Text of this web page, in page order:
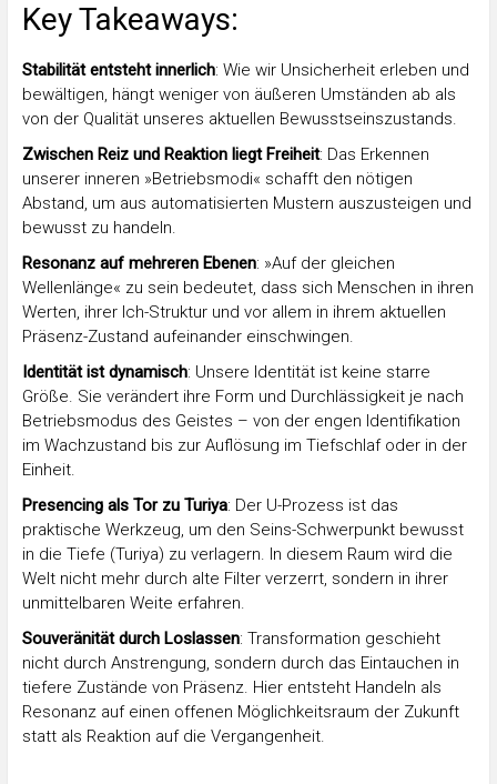
Key Takeaways:
Stabilität entsteht innerlich: Wie wir Unsicherheit erleben und
bewältigen, hängt weniger von äußeren Umständen ab als
von der Qualität unseres aktuellen Bewusstseinszustands.
Zwischen Reiz und Reaktion liegt Freiheit: Das Erkennen
unserer inneren »Betriebsmodi« schafft den nötigen
Abstand, um aus automatisierten Mustern auszusteigen und
bewusst zu handeln.
Resonanz auf mehreren Ebenen: »Auf der gleichen
Wellenlänge« zu sein bedeutet, dass sich Menschen in ihren
Werten, ihrer Ich-Struktur und vor allem in ihrem aktuellen
Präsenz-Zustand aufeinander einschwingen.
Identität ist dynamisch: Unsere Identität ist keine starre
Größe. Sie verändert ihre Form und Durchlässigkeit je nach
Betriebsmodus des Geistes – von der engen Identifikation
im Wachzustand bis zur Auflösung im Tiefschlaf oder in der
Einheit.
Presencing als Tor zu Turiya: Der U-Prozess ist das
praktische Werkzeug, um den Seins-Schwerpunkt bewusst
in die Tiefe (Turiya) zu verlagern. In diesem Raum wird die
Welt nicht mehr durch alte Filter verzerrt, sondern in ihrer
unmittelbaren Weite erfahren.
Souveränität durch Loslassen: Transformation geschieht
nicht durch Anstrengung, sondern durch das Eintauchen in
tiefere Zustände von Präsenz. Hier entsteht Handeln als
Resonanz auf einen offenen Möglichkeitsraum der Zukunft
statt als Reaktion auf die Vergangenheit.